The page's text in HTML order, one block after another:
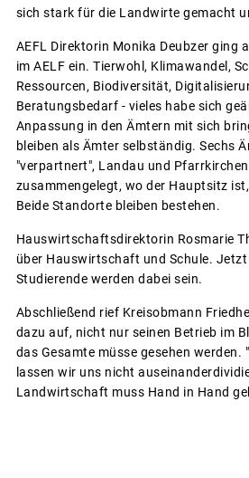
sich stark für die Landwirte gemacht
AEFL Direktorin Monika Deubzer ging
im AELF ein. Tierwohl, Klimawandel,
Ressourcen, Biodiversität,
Beratungsbedarf - vieles habe sich
Anpassung in den Ämtern mit sich
bleiben als Ämter selbständig. Sechs
"verpartnert", Landau und
zusammengelegt, wo der Hauptsitz
Beide Standorte bleiben bestehen.
Hauswirtschaftsdirektorin Rosmarie
über Hauswirtschaft und Schule.
Studierende werden dabei sein.
Abschließend rief Kreisobmann
dazu auf, nicht nur seinen Betrieb im
das Gesamte müsse gesehen werden.
lassen wir uns nicht
Landwirtschaft muss Hand in Hand